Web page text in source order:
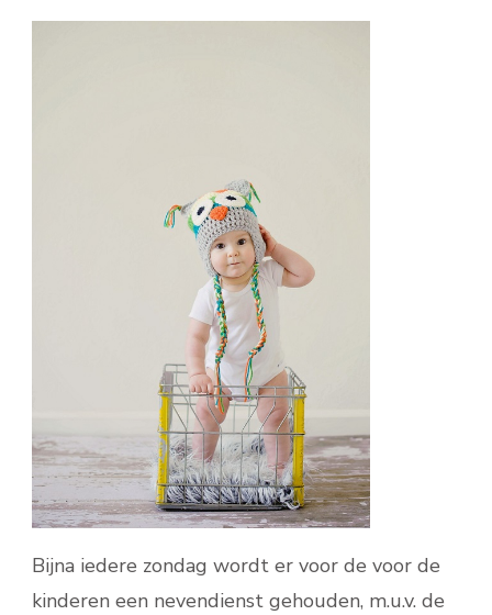
Bijna iedere zondag wordt er voor de voor de
kinderen een nevendienst gehouden, m.u.v. de